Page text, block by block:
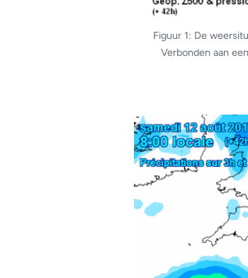
Figuur 1: De
Verbonden aan